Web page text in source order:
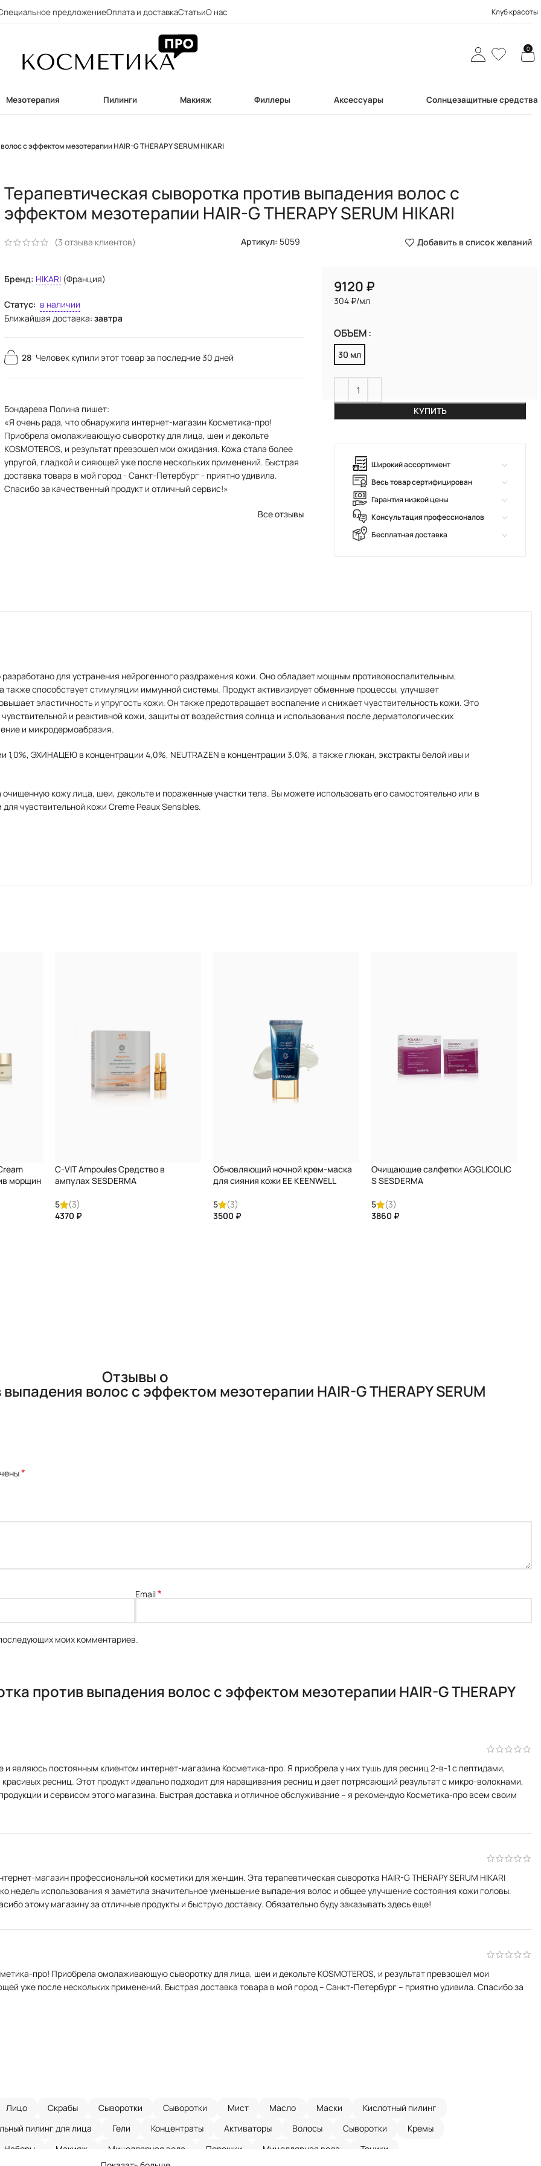
предложениеОплата и доставкаСтатьиО нас Клуб красоты
0
Мезотерапия Пилинги Макияж Филлеры Аксессуары Солнцезащитные средства
с эффектом мезотерапии HAIR-G THERAPY SERUM HIKARI
Терапевтическая сыворотка против выпадения волос с
эффектом мезотерапии HAIR-G THERAPY SERUM HIKARI
(3 отзыва клиентов) Артикул: 5059 Добавить в список желаний
Бренд: HIKARI (Франция)
Статус: в наличии
Ближайшая доставка:завтра
28 Человек купили этот товар за последние 30 дней
Бондарева Полина пишет:
«Я очень рада, что обнаружила интернет-магазин Косметика-про!
Приобрела омолаживающую сыворотку для лица, шеи и декольте
KOSMOTEROS, и результат превзошел мои ожидания. Кожа стала более
упругой, гладкой и сияющей уже после нескольких применений. Быстрая
доставка товара в мой город - Санкт-Петербург - приятно удивила.
Спасибо за качественный продукт и отличный сервис!»
Все отзывы
₽
304 ₽/мл
ОБЪЕМ
30 мл
КУПИТЬ
Широкий ассортимент
Весь товар сертифицирован
Гарантия низкой цены
Консультация профессионалов
Бесплатная доставка
для устранения нейрогенного раздражения кожи. Оно обладает мощным противовоспалительным,
способствует стимуляции иммунной системы. Продукт активизирует обменные процессы, улучшает
эластичность и упругость кожи. Он также предотвращает воспаление и снижает чувствительность кожи. Это
и реактивной кожи, защиты от воздействия солнца и использования после дерматологических
и микродермоабразия.
1,0%, ЭХИНАЦЕЮ в концентрации 4,0%, NEUTRAZEN в концентрации 3,0%, а также глюкан, экстракты белой ивы и
кожу лица, шеи, декольте и пораженные участки тела. Вы можете использовать его самостоятельно или в
чувствительной кожи Creme Peaux Sensibles.
морщин
C-VIT Ampoules Средство в
ампулах SESDERMA
5
(3)
₽
Обновляющий ночной крем-маска
для сияния кожи ЕЕ KEENWELL
5
(3)
₽
Очищающие салфетки AGGLICOLIC
S SESDERMA
5
(3)
₽
Отзывы о
волос с эффектом мезотерапии HAIR-G THERAPY SERUM
против выпадения волос с эффектом мезотерапии HAIR-G THERAPY
являюсь постоянным клиентом интернет-магазина Косметика-про. Я приобрела у них тушь для ресниц 2-в-1 с пептидами,
ресниц. Этот продукт идеально подходит для наращивания ресниц и дает потрясающий результат с микро-волокнами,
и сервисом этого магазина. Быстрая доставка и отличное обслуживание – я рекомендую Косметика-про всем своим
магазин профессиональной косметики для женщин. Эта терапевтическая сыворотка HAIR-G THERAPY SERUM HIKARI
недель использования я заметила значительное уменьшение выпадения волос и общее улучшение состояния кожи головы.
этому магазину за отличные продукты и быструю доставку. Обязательно буду заказывать здесь еще!
про! Приобрела омолаживающую сыворотку для лица, шеи и декольте KOSMOTEROS, и результат превзошел мои
уже после нескольких применений. Быстрая доставка товара в мой город – Санкт-Петербург – приятно удивила. Спасибо за
*
Email*
моих комментариев.
Лицо Скрабы Сыворотки Сыворотки Мист Масло Маски
Кислотный пилинг
пилинг для лица Гели Концентраты Активаторы Волосы Сыворотки
Кремы
Наборы Макияж Мицеллярная вода Порошки Мицеллярная вода
Тоники